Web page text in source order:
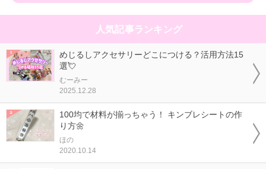
人気記事ランキング
めじるしアクセサリーどこにつける？活用方法15
選💘
むーみー
2025.12.28
100均で材料が揃っちゃう！ キンブレシートの作
り方🌼
ほの
2020.10.14